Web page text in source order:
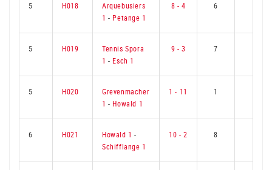
5 H018
Arquebusiers
1 - Petange 1
8 - 4 6
5 H019
Tennis Spora
1 - Esch 1
9 - 3 7
5 H020
Grevenmacher
1 - Howald 1
1 - 11 1
6 H021 Howald 1 -
Schifflange 1
10 - 2 8